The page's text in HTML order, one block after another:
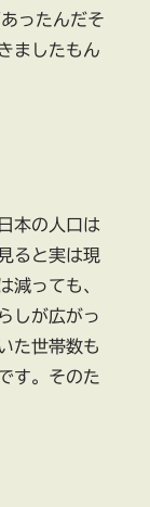
ったんだそ
ましたもん
本の人口は
ると実は現
減っても、
しが広がっ
た世帯数も
す。そのた